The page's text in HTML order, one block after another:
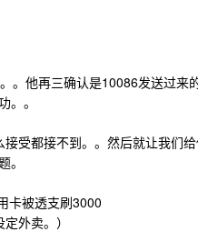
。他再三确认是10086发送过来
。。
受都接不到。。然后就让我们
卡被透支刷3000
外卖。）